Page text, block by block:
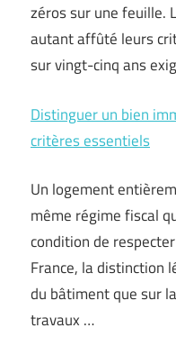
zéros sur une feuille.
autant affûté leurs
sur vingt-cinq ans
Distinguer un bien
critères essentiels
Un logement
même régime fiscal
condition de
France, la distinction
du bâtiment que sur
travaux …